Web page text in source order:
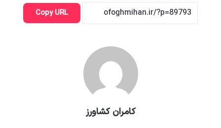
Copy URL
کامران کشاورز